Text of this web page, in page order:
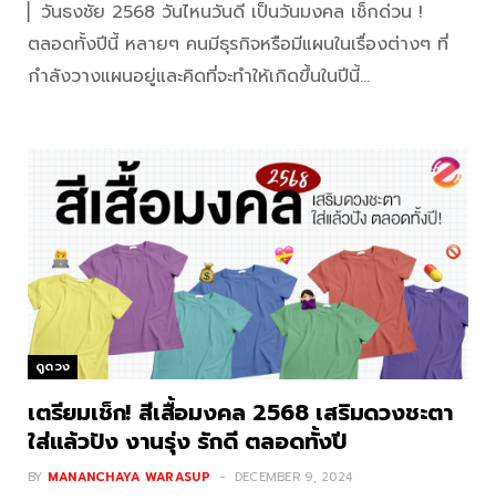
▏วันธงชัย 2568 วันไหนวันดี เป็นวันมงคล เช็กด่วน !
ตลอดทั้งปีนี้ หลายๆ คนมีธุรกิจหรือมีแผนในเรื่องต่างๆ ที่
กำลังวางแผนอยู่และคิดที่จะทำให้เกิดขึ้นในปีนี้…
ดูดวง
เตรียมเช็ก! สีเสื้อมงคล 2568 เสริมดวงชะตา
ใส่แล้วปัง งานรุ่ง รักดี ตลอดทั้งปี
BY MANANCHAYA WARASUP DECEMBER 9, 2024